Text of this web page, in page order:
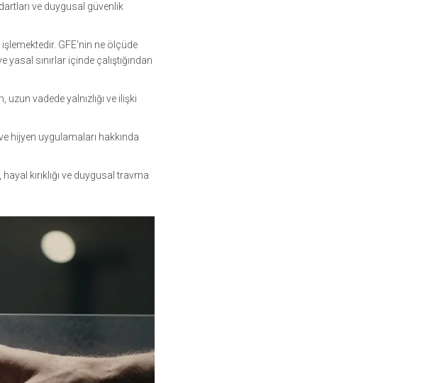
ve duygusal güvenlik
GFE'nin ne ölçüde
sınırlar içinde çalıştığından
vadede yalnızlığı ve ilişki
hijyen uygulamaları hakkında
kırıklığı ve duygusal travma